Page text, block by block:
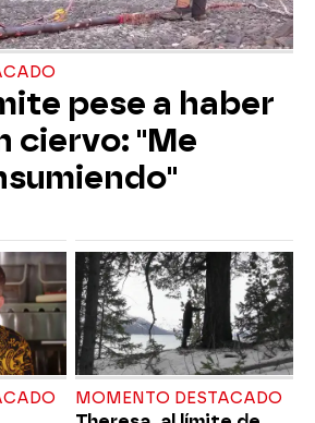
pese a haber
ciervo: "Me
MOMENTO DESTACADO